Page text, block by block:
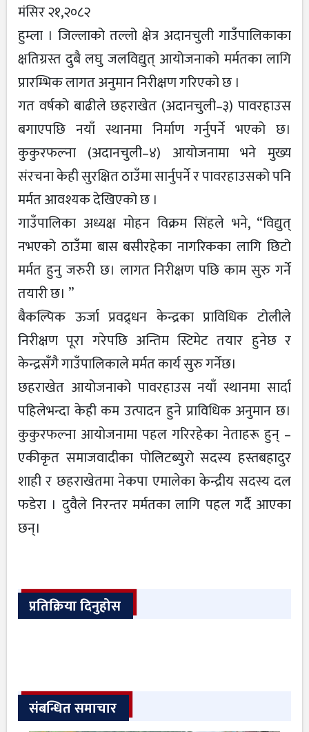
मंसिर २१,२०८२
हुम्ला । जिल्लाको तल्लो क्षेत्र अदानचुली गाउँपालिकाका
क्षतिग्रस्त दुबै लघु जलविद्युत् आयोजनाको मर्मतका लागि
प्रारम्भिक लागत अनुमान निरीक्षण गरिएको छ ।
गत वर्षको बाढीले छहराखेत (अदानचुली–३) पावरहाउस
बगाएपछि नयाँ स्थानमा निर्माण गर्नुपर्ने भएको छ।
कुकुरफल्ना (अदानचुली–४) आयोजनामा भने मुख्य
संरचना केही सुरक्षित ठाउँमा सार्नुपर्ने र पावरहाउसको पनि
मर्मत आवश्यक देखिएको छ ।
गाउँपालिका अध्यक्ष मोहन विक्रम सिंहले भने, “विद्युत्
नभएको ठाउँमा बास बसीरहेका नागरिकका लागि छिटो
मर्मत हुनु जरुरी छ। लागत निरीक्षण पछि काम सुरु गर्ने
तयारी छ। ”
बैकल्पिक ऊर्जा प्रवद्र्धन केन्द्रका प्राविधिक टोलीले
निरीक्षण पूरा गरेपछि अन्तिम स्टिमेट तयार हुनेछ र
केन्द्रसँगै गाउँपालिकाले मर्मत कार्य सुरु गर्नेछ।
छहराखेत आयोजनाको पावरहाउस नयाँ स्थानमा सार्दा
पहिलेभन्दा केही कम उत्पादन हुने प्राविधिक अनुमान छ।
कुकुरफल्ना आयोजनामा पहल गरिरहेका नेताहरू हुन् –
एकीकृत समाजवादीका पोलिटब्युरो सदस्य हस्तबहादुर
शाही र छहराखेतमा नेकपा एमालेका केन्द्रीय सदस्य दल
फडेरा । दुवैले निरन्तर मर्मतका लागि पहल गर्दै आएका
छन्।
प्रतिक्रिया दिनुहोस
संबन्धित समाचार